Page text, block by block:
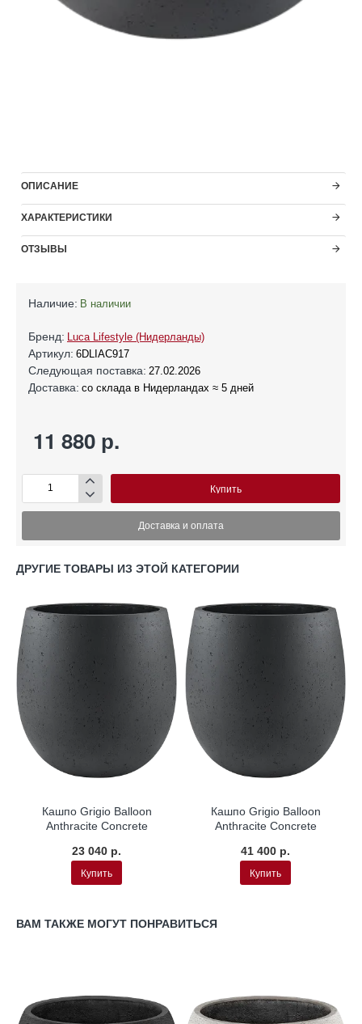
ОПИСАНИЕ
ХАРАКТЕРИСТИКИ
ОТЗЫВЫ
Наличие: В наличии
Бренд: Luca Lifestyle (Нидерланды)
Артикул: 6DLIAC917
Следующая поставка: 27.02.2026
Доставка: со склада в Нидерландах ≈ 5 дней
11 880 р.
Купить
Доставка и оплата
ДРУГИЕ ТОВАРЫ ИЗ ЭТОЙ КАТЕГОРИИ
Кашпо Grigio Balloon
Anthracite Concrete
23 040 р.
Купить
Кашпо Grigio Balloon
Anthracite Concrete
41 400 р.
Купить
ВАМ ТАКЖЕ МОГУТ ПОНРАВИТЬСЯ